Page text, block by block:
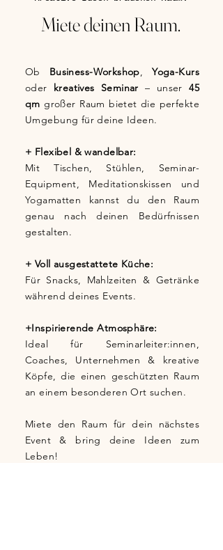
Miete deinen Raum.
Ob Business-Workshop,Yoga-Kurs
oder kreatives Seminar – unser45
qm großer Raum bietet die perfekte
Umgebung für deine Ideen.
+ Flexibel & wandelbar:
Mit Tischen, Stühlen, Seminar-
Equipment, Meditationskissen und
Yogamatten kannst du den Raum
genau nach deinen Bedürfnissen
gestalten.
+ Voll ausgestattete Küche:
Für Snacks, Mahlzeiten & Getränke
während deines Events.
+Inspirierende Atmosphäre:
Ideal für Seminarleiter:innen,
Coaches, Unternehmen & kreative
Köpfe, die einen geschützten Raum
an einem besonderen Ort suchen.
Miete den Raum für dein nächstes
Event & bring deine Ideen zum
Leben!